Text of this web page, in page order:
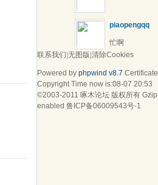
piaopengqq
忙啊
联系我们|无图版|清除Cookies
Powered by phpwind v8.7 Certificate
Copyright Time now is:08-07 20:53
©2003-2011 啄木论坛 版权所有 Gzip
enabled 鲁ICP备06009543号-1